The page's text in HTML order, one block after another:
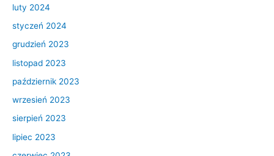
luty 2024
styczeń 2024
grudzień 2023
listopad 2023
październik 2023
wrzesień 2023
sierpień 2023
lipiec 2023